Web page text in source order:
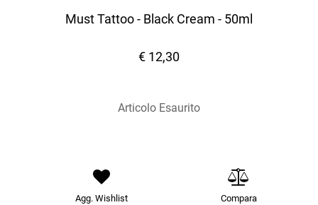
Must Tattoo - Black Cream - 50ml
€ 12,30
Articolo Esaurito
Agg. Wishlist Compara